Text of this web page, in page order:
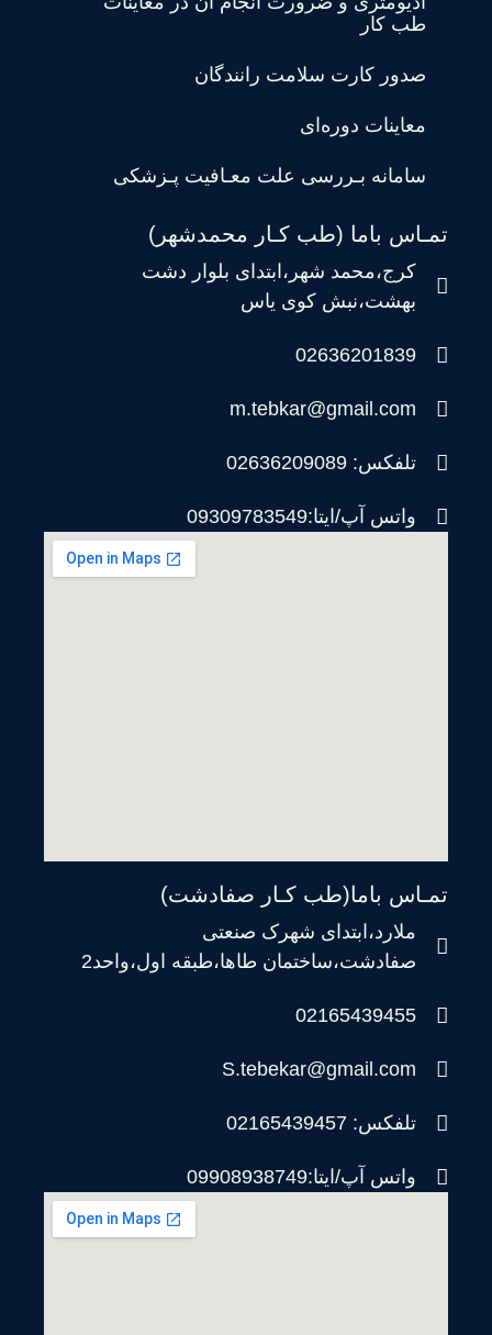
طب کار
صدور کارت سلامت رانندگان
معاینات دوره‌ای
سامانه بـررسی علت معـافیت پـزشکی
تمـاس باما (طب کـار محمدشهر)
کرج،محمد شهر،ابتدای بلوار دشت
بهشت،نبش کوی یاس
02636201839
m.tebkar@gmail.com
تلفکس: 02636209089
واتس آپ/ایتا:09309783549
تمـاس باما(طب کـار صفادشت)
ملارد،ابتدای شهرک صنعتی
صفادشت،ساختمان طاها،طبقه اول،واحد2
02165439455
S.tebekar@gmail.com
تلفکس: 02165439457
واتس آپ/ایتا:09908938749